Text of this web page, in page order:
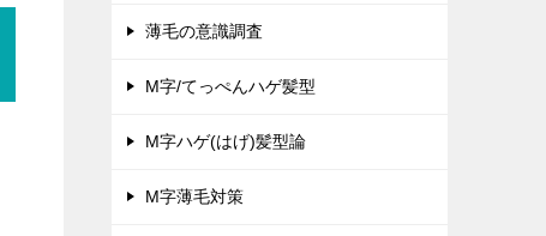
薄毛の意識調査
M字/てっぺんハゲ髪型
M字ハゲ(はげ)髪型論
M字薄毛対策